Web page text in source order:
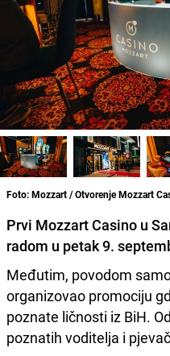
Foto: Mozzart / Otvorenje Mozzart
Prvi Mozzart Casino u
radom u petak 9.
Međutim, povodom
organizovao promociju
poznate ličnosti iz BiH.
poznatih voditelja i